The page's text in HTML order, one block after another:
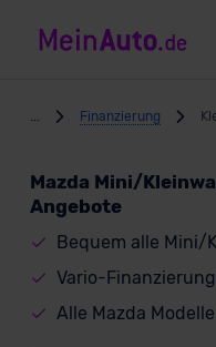
Finanzierung
Mazda Mini/
Angebote
Bequem alle Mini/
Vario-
Alle Mazda